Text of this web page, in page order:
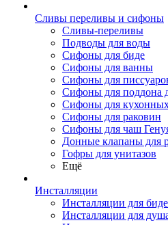
Сливы переливы и сифоны
Сливы-переливы
Подводы для воды
Сифоны для биде
Сифоны для ванны
Сифоны для
Сифоны для поддона
Сифоны для
Сифоны для раковин
Сифоны для чаш
Донные клапаны для
Гофры для унитазов
Ещё
Инсталляции
Инсталляции для биде
Инсталляции для